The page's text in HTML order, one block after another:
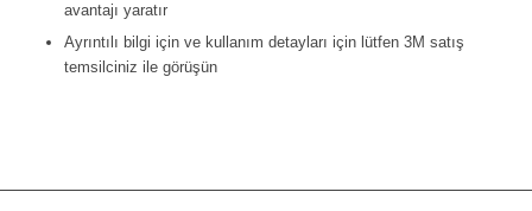
avantajı yaratır
Ayrıntılı bilgi için ve kullanım detayları için lütfen 3M satış
temsilciniz ile görüşün